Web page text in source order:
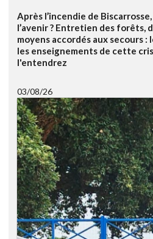
Après l’incendie de
l’avenir ? Entretien des forêts,
moyens accordés aux secours
les enseignements de cette
l'entendrez
03/08/26